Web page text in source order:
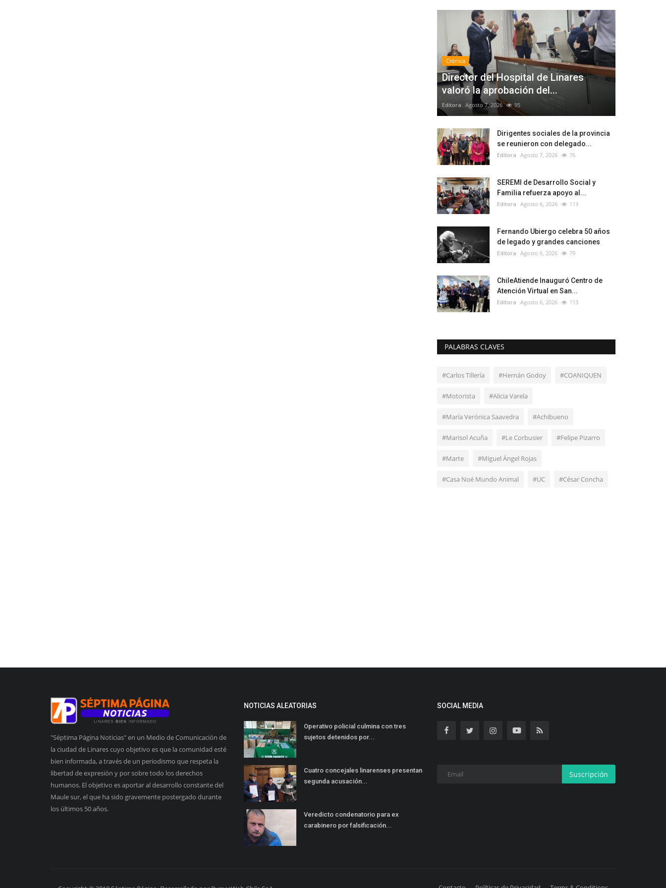
Crónica
Director del Hospital de Linares
valoró la aprobación del...
Editora Agosto 7, 2026 95
Dirigentes sociales de la provincia
se reunieron con delegado...
Editora Agosto 7, 2026 76
SEREMI de Desarrollo Social y
Familia refuerza apoyo al...
Editora Agosto 6, 2026 113
Fernando Ubiergo celebra 50 años
de legado y grandes canciones
Editora Agosto 6, 2026 79
ChileAtiende Inauguró Centro de
Atención Virtual en San...
Editora Agosto 6, 2026 113
PALABRAS CLAVES
#Carlos Tillería #Hernán Godoy #COANIQUEN
#Motorista #Alicia Varela
#María Verónica Saavedra #Achibueno
#Marisol Acuña #Le Corbusier #Felipe Pizarro
#Marte #Miguel Ángel Rojas
#Casa Noé Mundo Animal #UC #César Concha
"Séptima Página Noticias" en un Medio de Comunicación de
la ciudad de Linares cuyo objetivo es que la comunidad esté
bien informada, a través de un periodismo que respeta la
libertad de expresión y por sobre todo los derechos
humanos. El objetivo es aportar al desarrollo constante del
Maule sur, el que ha sido gravemente postergado durante
los últimos 50 años.
NOTICIAS ALEATORIAS
Operativo policial culmina con tres
sujetos detenidos por...
Cuatro concejales linarenses presentan
segunda acusación...
Veredicto condenatorio para ex
carabinero por falsificación...
SOCIAL MEDIA
Suscripción